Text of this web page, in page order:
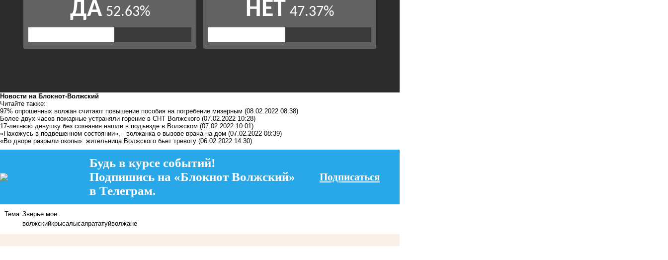
Новости на Блoкнoт-Волжский
Читайте также:
97% опрошенных волжан считают повышение пособия на погребение мизерным (08.02.2022 08:38)
Более двух часов пожарные устраняли горение в СНТ Волжского (07.02.2022 10:28)
17-летнюю девушку без сознания нашли в подъезде в Волжском (07.02.2022 10:01)
«Нахожусь в подвешенном состоянии», - волжанка о вызове врача на дом (07.02.2022 08:39)
«Во дворе разрыли окопы»: жительница Волжского бьет тревогу (06.02.2022 14:30)
Будь в курсе событий!
Подпишись на «Блокнот Волжский»
в Телеграм.
Подписаться
Тема: Зверье мое
волжскийкрысалысаярататуйволжане